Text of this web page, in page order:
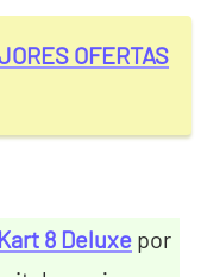
OFERTAS
8 Deluxe por